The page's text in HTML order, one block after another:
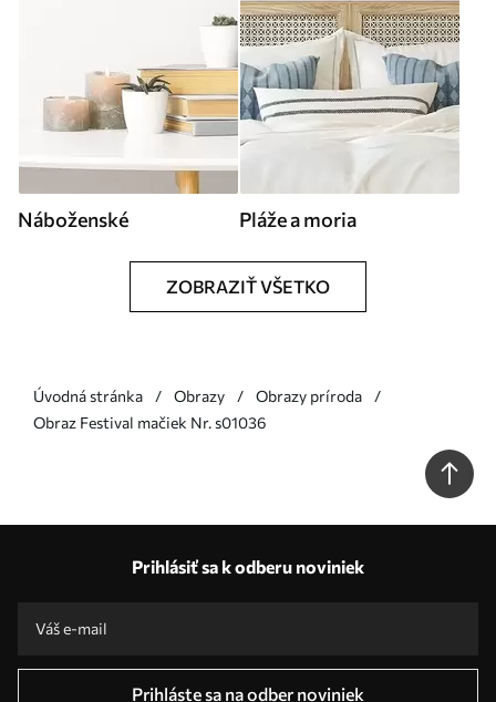
Náboženské Pláže a moria
ZOBRAZIŤ VŠETKO
Úvodná stránka Obrazy
Obrazy príroda
Obraz Festival mačiek Nr. s01036
Prihlásiť sa k odberu noviniek
Prihláste sa na odber noviniek